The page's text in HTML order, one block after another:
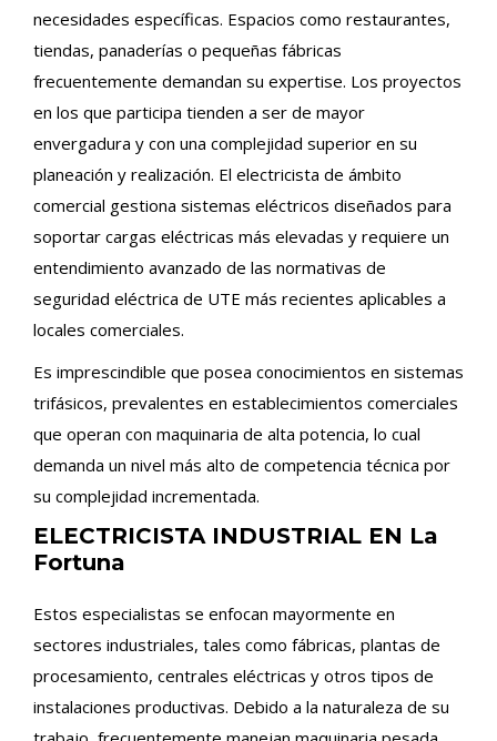
necesidades específicas. Espacios como restaurantes,
tiendas, panaderías o pequeñas fábricas
frecuentemente demandan su expertise. Los proyectos
en los que participa tienden a ser de mayor
envergadura y con una complejidad superior en su
planeación y realización. El electricista de ámbito
comercial gestiona sistemas eléctricos diseñados para
soportar cargas eléctricas más elevadas y requiere un
entendimiento avanzado de las normativas de
seguridad eléctrica de UTE más recientes aplicables a
locales comerciales.
Es imprescindible que posea conocimientos en sistemas
trifásicos, prevalentes en establecimientos comerciales
que operan con maquinaria de alta potencia, lo cual
demanda un nivel más alto de competencia técnica por
su complejidad incrementada.
ELECTRICISTA INDUSTRIAL EN La
Fortuna
Estos especialistas se enfocan mayormente en
sectores industriales, tales como fábricas, plantas de
procesamiento, centrales eléctricas y otros tipos de
instalaciones productivas. Debido a la naturaleza de su